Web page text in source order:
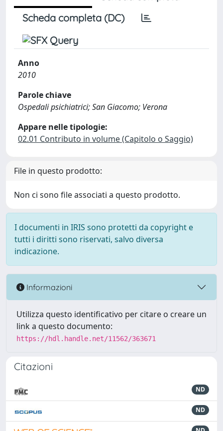
Scheda completa (DC)
Anno
2010
Parole chiave
Ospedali psichiatrici; San Giacomo; Verona
Appare nelle tipologie:
02.01 Contributo in volume (Capitolo o Saggio)
File in questo prodotto:
Non ci sono file associati a questo prodotto.
I documenti in IRIS sono protetti da copyright e
tutti i diritti sono riservati, salvo diversa
indicazione.
Informazioni
Utilizza questo identificativo per citare o creare un
link a questo documento:
https://hdl.handle.net/11562/363671
Citazioni
ND
ND